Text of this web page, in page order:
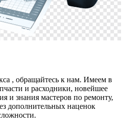
мониторинга
презентаций
насосов
, обращайтесь к нам. Имеем в
и расходники, новейшее
и знания мастеров по ремонту,
дополнительных наценок